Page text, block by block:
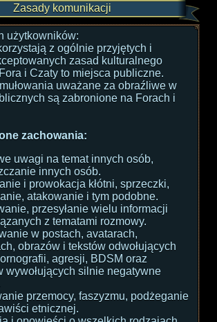
Zasady komunikacji
użytkowników:
z ogólnie przyjętych i
zasad kulturalnego
i Czaty to miejsca publiczne.
uważane za obraźliwe w
są zabronione na Forach i
zachowania:
uwagi na temat innych osób,
innych osób.
i prowokacja kłótni, sprzeczki,
atakowanie i tym podobne.
przesyłanie wielu informacji
z tematami rozmowy.
w postach, avatarach,
obrazów i tekstów odwołujących
agresji, BDSM oraz
wywołujących silnie negatywne
przemocy, faszyzmu, podżeganie
etnicznej.